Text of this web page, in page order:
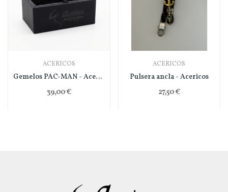
ACERICOS
Gemelos PAC-MAN - Acericos
39,00 €
ACERICOS
Pulsera ancla - Acericos
27,50 €